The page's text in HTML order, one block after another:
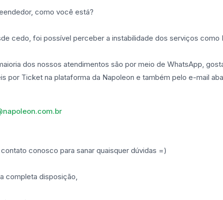
como você está?
cedo, foi possível perceber a instabilidade dos serviços
dos nossos atendimentos são por meio de WhatsApp,
por Ticket na plataforma da Napoleon e também pelo e-mail
conosco para sanar quaisquer dúvidas =)
completa disposição,